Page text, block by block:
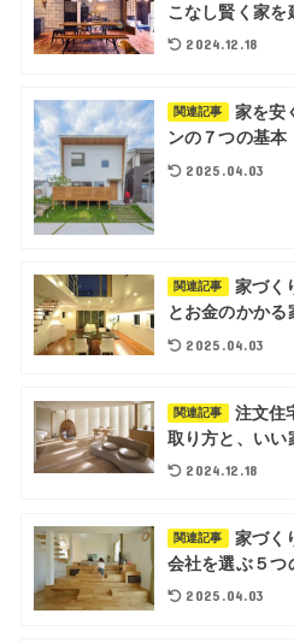
こなし賢く家
2024.12.18
関連記事
家を安
ンの７つの基本
2025.04.03
関連記事
家づく
とお金のかか
2025.04.03
関連記事
注文住
取り方と、いい
2024.12.18
関連記事
家づく
会社を選ぶ５つ
2025.04.03